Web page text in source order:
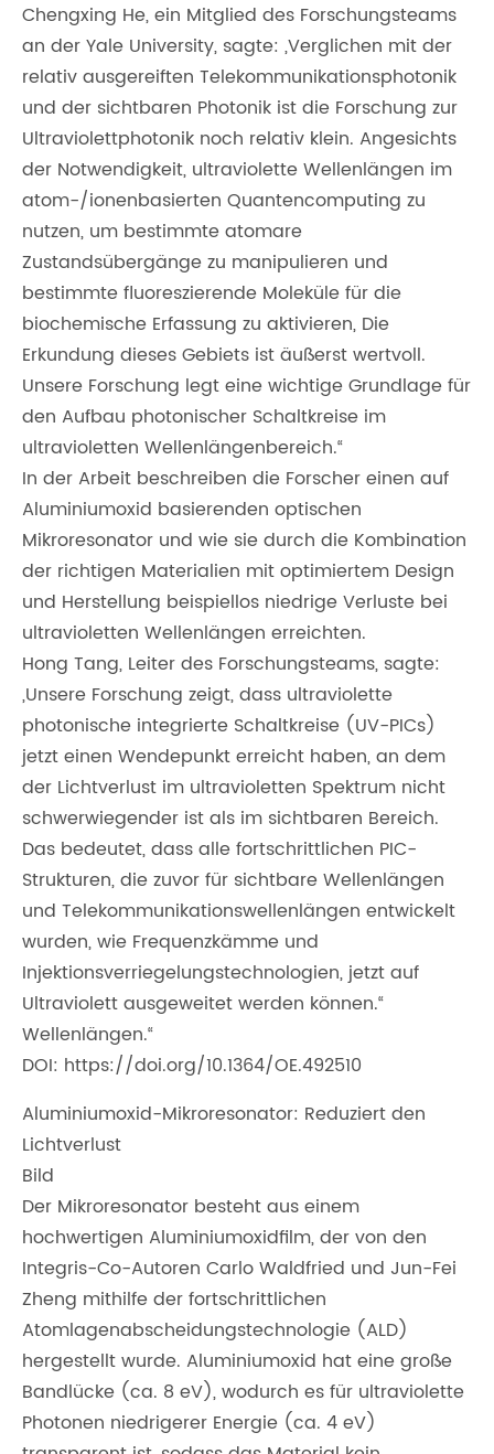
Chengxing He, ein Mitglied des Forschungsteams
an der Yale University, sagte: „Verglichen mit der
relativ ausgereiften Telekommunikationsphotonik
und der sichtbaren Photonik ist die Forschung zur
Ultraviolettphotonik noch relativ klein. Angesichts
der Notwendigkeit, ultraviolette Wellenlängen im
atom-/ionenbasierten Quantencomputing zu
nutzen, um bestimmte atomare
Zustandsübergänge zu manipulieren und
bestimmte fluoreszierende Moleküle für die
biochemische Erfassung zu aktivieren, Die
Erkundung dieses Gebiets ist äußerst wertvoll.
Unsere Forschung legt eine wichtige Grundlage für
den Aufbau photonischer Schaltkreise im
ultravioletten Wellenlängenbereich.“
In der Arbeit beschreiben die Forscher einen auf
Aluminiumoxid basierenden optischen
Mikroresonator und wie sie durch die Kombination
der richtigen Materialien mit optimiertem Design
und Herstellung beispiellos niedrige Verluste bei
ultravioletten Wellenlängen erreichten.
Hong Tang, Leiter des Forschungsteams, sagte:
„Unsere Forschung zeigt, dass ultraviolette
photonische integrierte Schaltkreise (UV-PICs)
jetzt einen Wendepunkt erreicht haben, an dem
der Lichtverlust im ultravioletten Spektrum nicht
schwerwiegender ist als im sichtbaren Bereich.
Das bedeutet, dass alle fortschrittlichen PIC-
Strukturen, die zuvor für sichtbare Wellenlängen
und Telekommunikationswellenlängen entwickelt
wurden, wie Frequenzkämme und
Injektionsverriegelungstechnologien, jetzt auf
Ultraviolett ausgeweitet werden können.“
Wellenlängen.“
DOI: https://doi.org/10.1364/OE.492510
Aluminiumoxid-Mikroresonator: Reduziert den
Lichtverlust
Bild
Der Mikroresonator besteht aus einem
hochwertigen Aluminiumoxidfilm, der von den
Integris-Co-Autoren Carlo Waldfried und Jun-Fei
Zheng mithilfe der fortschrittlichen
Atomlagenabscheidungstechnologie (ALD)
hergestellt wurde. Aluminiumoxid hat eine große
Bandlücke (ca. 8 eV), wodurch es für ultraviolette
Photonen niedrigerer Energie (ca. 4 eV)